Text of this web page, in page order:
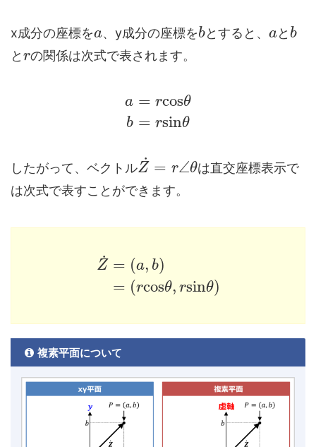
x成分の座標をa、y成分の座標をbとすると、aと b
とrの関係は次式で表されます。
a
b
=
=
rcosθ
rsinθ
したがって、ベクトルZ
˙ = r∠θは直交座標表示で
は次式で表すことができます。
Z
˙ =
=
(a, b)
(rcosθ, rsinθ)
複素平面について